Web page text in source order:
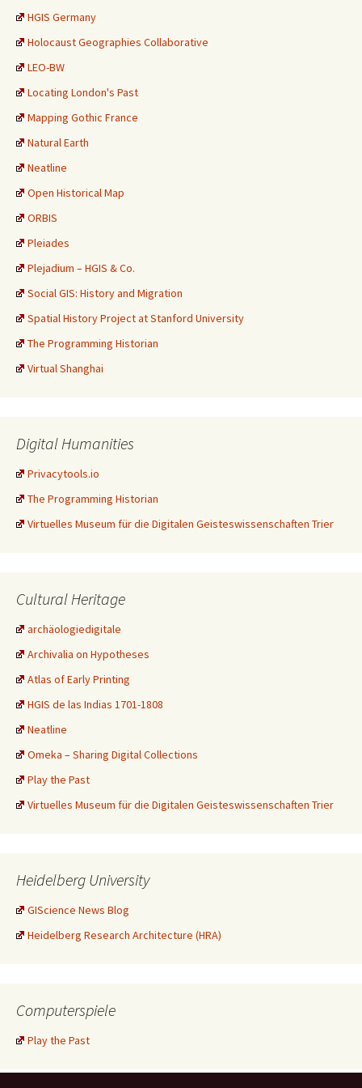
HGIS Germany
Holocaust Geographies Collaborative
LEO-BW
Locating London's Past
Mapping Gothic France
Natural Earth
Neatline
Open Historical Map
ORBIS
Pleiades
Plejadium – HGIS & Co.
Social GIS: History and Migration
Spatial History Project at Stanford University
The Programming Historian
Virtual Shanghai
Digital Humanities
Privacytools.io
The Programming Historian
Virtuelles Museum für die Digitalen Geisteswissenschaften Trier
Cultural Heritage
archäologiedigitale
Archivalia on Hypotheses
Atlas of Early Printing
HGIS de las Indias 1701-1808
Neatline
Omeka – Sharing Digital Collections
Play the Past
Virtuelles Museum für die Digitalen Geisteswissenschaften Trier
Heidelberg University
GIScience News Blog
Heidelberg Research Architecture (HRA)
Computerspiele
Play the Past